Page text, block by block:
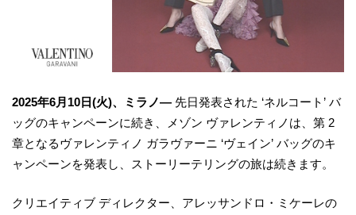
2025年6月10日(火)、ミラノ― 先日発表された ‘ネルコート’ バ
ッグのキャンペーンに続き、メゾン ヴァレンティノは、第 2
章となるヴァレンティノ ガラヴァーニ ‘ヴェイン’ バッグのキ
ャンペーンを発表し、ストーリーテリングの旅は続きます。
クリエイティブ ディレクター、アレッサンドロ・ミケーレの